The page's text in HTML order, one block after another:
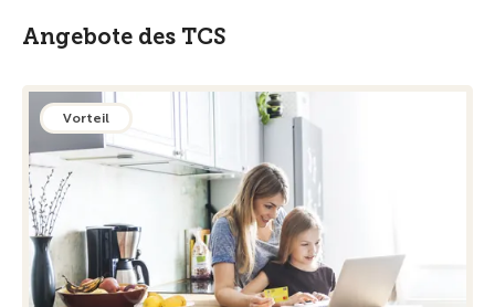
Angebote des TCS
Vorteil